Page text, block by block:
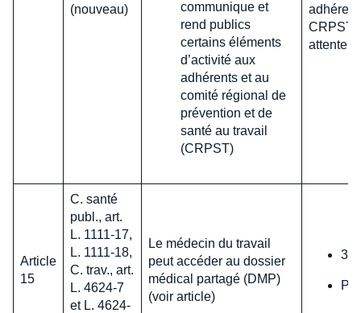
(nouveau)
communique et
rend publics
certains éléments
d’activité aux
adhérents et au
comité régional de
prévention et de
santé au travail
(CRPST)
CRPST
attente
Article
15
C. santé
publ., art.
L. 1111-17,
L. 1111-18,
C. trav., art.
L. 4624-7
et L. 4624-
Le médecin du travail
peut accéder au dossier
médical partagé (DMP)
(voir article)
31